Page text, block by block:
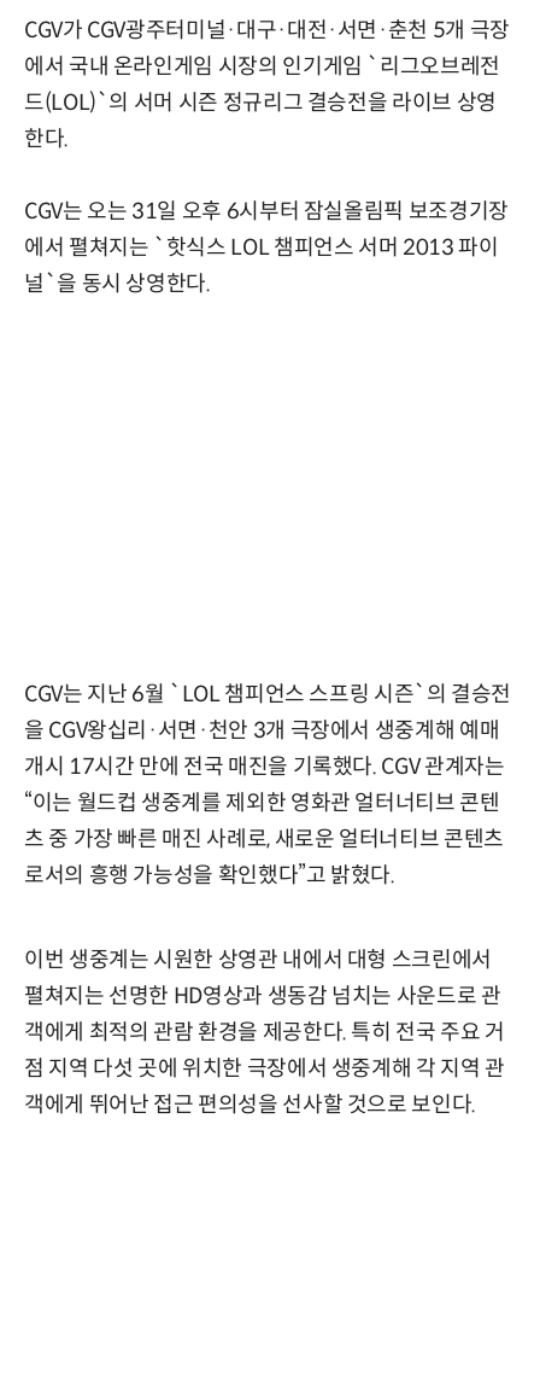
CGV가 CGV광주터미널·대구·대전·서면·춘천 5개 극장
에서 국내 온라인게임 시장의 인기게임 `리그오브레전
드(LOL)`의 서머 시즌 정규리그 결승전을 라이브 상영
한다.
CGV는 오는 31일 오후 6시부터 잠실올림픽 보조경기장
에서 펼쳐지는 `핫식스 LOL 챔피언스 서머 2013 파이
널`을 동시 상영한다.
CGV는 지난 6월 `LOL 챔피언스 스프링 시즌`의 결승전
을 CGV왕십리·서면·천안 3개 극장에서 생중계해 예매
개시 17시간 만에 전국 매진을 기록했다. CGV 관계자는
“이는 월드컵 생중계를 제외한 영화관 얼터너티브 콘텐
츠 중 가장 빠른 매진 사례로, 새로운 얼터너티브 콘텐츠
로서의 흥행 가능성을 확인했다”고 밝혔다.
이번 생중계는 시원한 상영관 내에서 대형 스크린에서
펼쳐지는 선명한 HD영상과 생동감 넘치는 사운드로 관
객에게 최적의 관람 환경을 제공한다. 특히 전국 주요 거
점 지역 다섯 곳에 위치한 극장에서 생중계해 각 지역 관
객에게 뛰어난 접근 편의성을 선사할 것으로 보인다.